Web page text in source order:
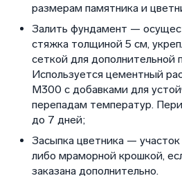
размерам памятника и
Залить фундамент —
стяжка толщиной 5 см,
сеткой для дополнительной
Используется цементный
М300 с добавками для
перепадам температур.
до 7 дней;
Засыпка цветника —
либо мраморной крошкой,
заказана дополнительно.